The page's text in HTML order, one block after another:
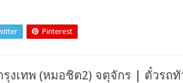
Pinterest
งเทพ (หมอชิต2) จตุจักร | ตั๋วรถทั